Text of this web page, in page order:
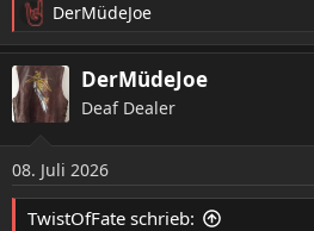
R
e
a
k
t
n
e
DerMüdeJoe
DerMüdeJoe
Deaf Dealer
08. Juli 2026
TwistOfFate schrieb: